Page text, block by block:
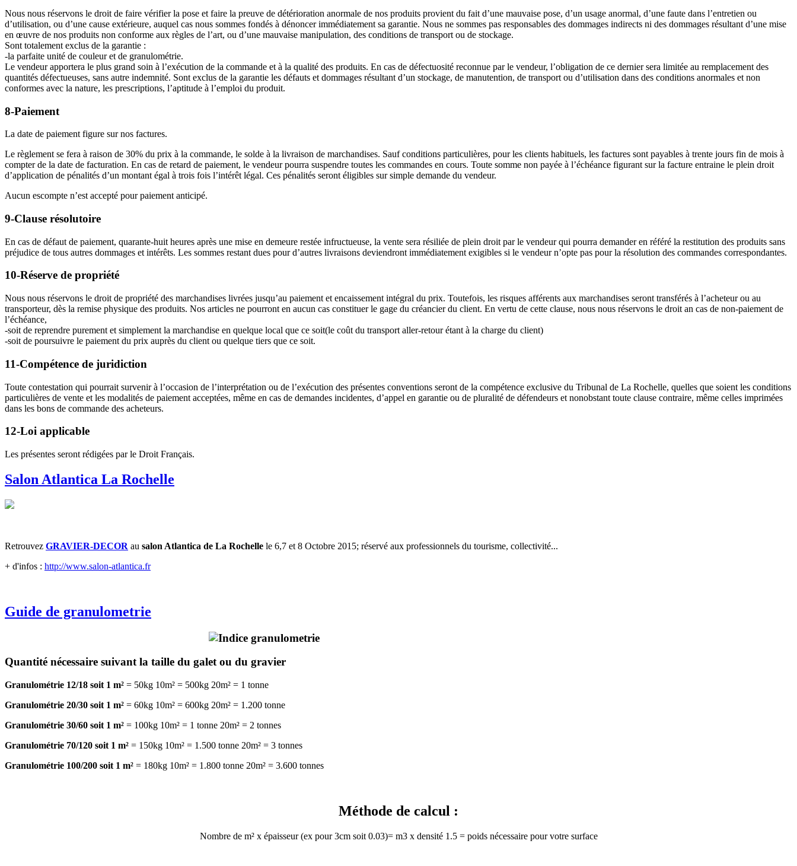
Nous nous réservons le droit de faire vérifier la pose et faire la preuve de détérioration anormale de nos produits provient du fait d’une mauvaise pose, d’un usage anormal, d’une faute dans l’entretien ou
d’utilisation, ou d’une cause extérieure, auquel cas nous sommes fondés à dénoncer immédiatement sa garantie. Nous ne sommes pas responsables des dommages indirects ni des dommages résultant d’une mise
en œuvre de nos produits non conforme aux règles de l’art, ou d’une mauvaise manipulation, des conditions de transport ou de stockage.
Sont totalement exclus de la garantie :
-la parfaite unité de couleur et de granulométrie.
Le vendeur apportera le plus grand soin à l’exécution de la commande et à la qualité des produits. En cas de défectuosité reconnue par le vendeur, l’obligation de ce dernier sera limitée au remplacement des
quantités défectueuses, sans autre indemnité. Sont exclus de la garantie les défauts et dommages résultant d’un stockage, de manutention, de transport ou d’utilisation dans des conditions anormales et non
conformes avec la nature, les prescriptions, l’aptitude à l’emploi du produit.
8-Paiement
La date de paiement figure sur nos factures.
Le règlement se fera à raison de 30% du prix à la commande, le solde à la livraison de marchandises. Sauf conditions particulières, pour les clients habituels, les factures sont payables à trente jours fin de mois à
compter de la date de facturation. En cas de retard de paiement, le vendeur pourra suspendre toutes les commandes en cours. Toute somme non payée à l’échéance figurant sur la facture entraine le plein droit
d’application de pénalités d’un montant égal à trois fois l’intérêt légal. Ces pénalités seront éligibles sur simple demande du vendeur.
Aucun escompte n’est accepté pour paiement anticipé.
9-Clause résolutoire
En cas de défaut de paiement, quarante-huit heures après une mise en demeure restée infructueuse, la vente sera résiliée de plein droit par le vendeur qui pourra demander en référé la restitution des produits sans
préjudice de tous autres dommages et intérêts. Les sommes restant dues pour d’autres livraisons deviendront immédiatement exigibles si le vendeur n’opte pas pour la résolution des commandes correspondantes.
10-Réserve de propriété
Nous nous réservons le droit de propriété des marchandises livrées jusqu’au paiement et encaissement intégral du prix. Toutefois, les risques afférents aux marchandises seront transférés à l’acheteur ou au
transporteur, dès la remise physique des produits. Nos articles ne pourront en aucun cas constituer le gage du créancier du client. En vertu de cette clause, nous nous réservons le droit an cas de non-paiement de
l’échéance,
-soit de reprendre purement et simplement la marchandise en quelque local que ce soit(le coût du transport aller-retour étant à la charge du client)
-soit de poursuivre le paiement du prix auprès du client ou quelque tiers que ce soit.
11-Compétence de juridiction
Toute contestation qui pourrait survenir à l’occasion de l’interprétation ou de l’exécution des présentes conventions seront de la compétence exclusive du Tribunal de La Rochelle, quelles que soient les conditions
particulières de vente et les modalités de paiement acceptées, même en cas de demandes incidentes, d’appel en garantie ou de pluralité de défendeurs et nonobstant toute clause contraire, même celles imprimées
dans les bons de commande des acheteurs.
12-Loi applicable
Les présentes seront rédigées par le Droit Français.
Salon Atlantica La Rochelle
Retrouvez GRAVIER-DECOR au salon Atlantica de La Rochelle le 6,7 et 8 Octobre 2015; réservé aux professionnels du tourisme, collectivité...
+ d'infos : http://www.salon-atlantica.fr
Guide de granulometrie
Quantité nécessaire suivant la taille du galet ou du gravier
Granulométrie 12/18 soit 1 m² = 50kg 10m² = 500kg 20m² = 1 tonne
Granulométrie 20/30 soit 1 m² = 60kg 10m² = 600kg 20m² = 1.200 tonne
Granulométrie 30/60 soit 1 m² = 100kg 10m² = 1 tonne 20m² = 2 tonnes
Granulométrie 70/120 soit 1 m² = 150kg 10m² = 1.500 tonne 20m² = 3 tonnes
Granulométrie 100/200 soit 1 m² = 180kg 10m² = 1.800 tonne 20m² = 3.600 tonnes
Méthode de calcul :
Nombre de m² x épaisseur (ex pour 3cm soit 0.03)= m3 x densité 1.5 = poids nécessaire pour votre surface